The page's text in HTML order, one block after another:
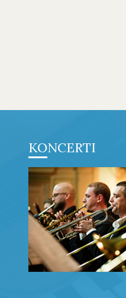
KONCERTI